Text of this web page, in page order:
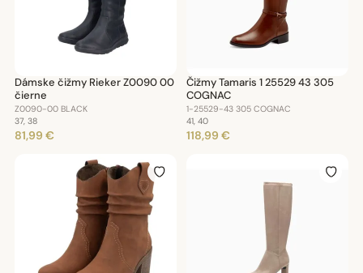
Dámske čižmy Rieker Z0090 00
čierne
Z0090-00 BLACK
37, 38
81,99 €
Čižmy Tamaris 1 25529 43 305
COGNAC
1-25529-43 305 COGNAC
41, 40
118,99 €